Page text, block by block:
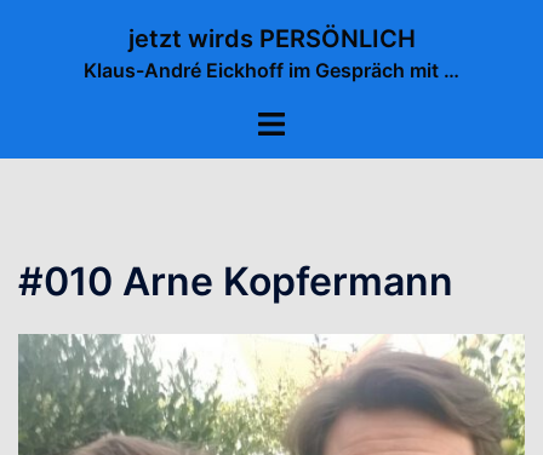
jetzt wirds PERSÖNLICH
Klaus-André Eickhoff im Gespräch mit …
Menü
#010 Arne Kopfermann